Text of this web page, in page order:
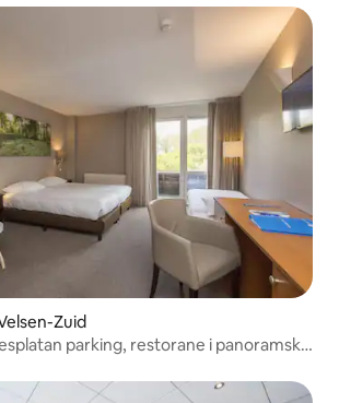
Zuid
parking, restorane i panoramski